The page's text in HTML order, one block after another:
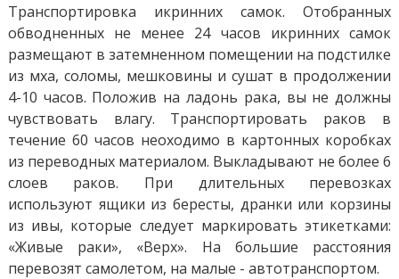
Транспортировка икринних самок. Отобранных
обводненных не менее 24 часов икринних самок
размещают в затемненном помещении на подстилке
из мха, соломы, мешковины и сушат в продолжении
4-10 часов. Положив на ладонь рака, вы не должны
чувствовать влагу. Транспортировать раков в
течение 60 часов неоходимо в картонных коробках
из переводных материалом. Выкладывают не более 6
слоев раков. При длительных перевозках
используют ящики из бересты, дранки или корзины
из ивы, которые следует маркировать этикетками:
«Живые раки», «Верх». На большие расстояния
перевозят самолетом, на малые - автотранспортом.